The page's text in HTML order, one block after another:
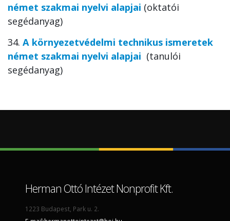
német szakmai nyelvi alapjai (oktatói
segédanyag)
34. A környezetvédelmi technikus ismeretek
német szakmai nyelvi alapjai (tanulói
segédanyag)
Herman Ottó Intézet Nonprofit Kft.
1223 Budapest, Park u. 2.